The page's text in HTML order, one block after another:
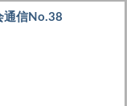
通信No.38